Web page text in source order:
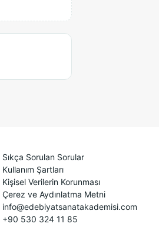
Sıkça Sorulan Sorular
Kullanım Şartları
Kişisel Verilerin Korunması
Çerez ve Aydınlatma Metni
info@edebiyatsanatakademisi.com
+90 530 324 11 85